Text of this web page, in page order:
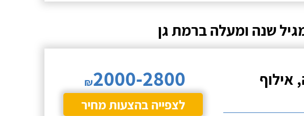
שנה ומעלה ברמת גן
אילוף ₪2000-2800
לצפייה בהצעות מחיר